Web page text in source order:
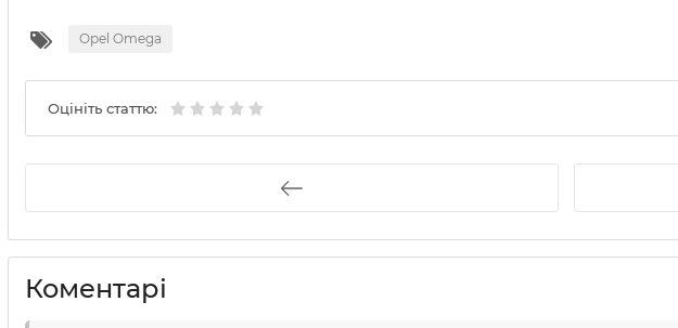
Opel Omega
Оцініть статтю:
Коментарі